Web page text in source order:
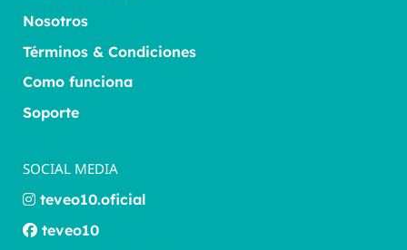
Nosotros
Términos & Condiciones
Como funciona
Soporte
SOCIAL MEDIA
teveo10.oficial
teveo10